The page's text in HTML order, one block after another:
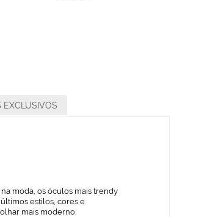
moda, os óculos mais trendy
estilos, cores e
mais moderno.
EXCLUSIVOS